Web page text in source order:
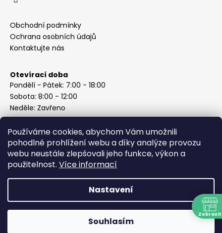
Používáme cookies, abychom Vám umožnili
pohodlné prohlížení webu a díky analýze provozu
webu neustále zlepšovali jeho funkce, výkon a
použitelnost. Více informací
Nastavení
Souhlasím
Obchodní podmínky
Ochrana osobních údajů
Kontaktujte nás
Otevírací doba
Pondělí - Pátek: 7:00 - 18:00
Sobota: 8:00 - 12:00
Neděle: Zavřeno
Instagram
Copyright 2026ABC Železářství Honzek. Všechna práva
vyhrazena.
Zobrazit